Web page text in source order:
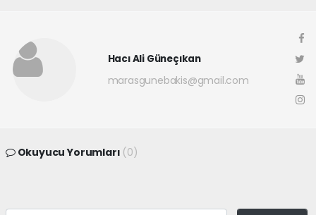
Hacı Ali Güneçıkan
marasgunebakis@gmail.com
Okuyucu Yorumları (0)